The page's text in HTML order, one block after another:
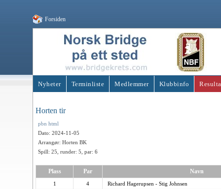
Forsiden
Nyheter Terminliste Medlemmer Klubbinfo
Horten tir
pbn html
Dato: 2024-11-05
Arrangør: Horten BK
Spill: 25, runder: 5, par: 6
Plass Par Navn
1 4
Richard Hagerupsen - Stig Johnsen